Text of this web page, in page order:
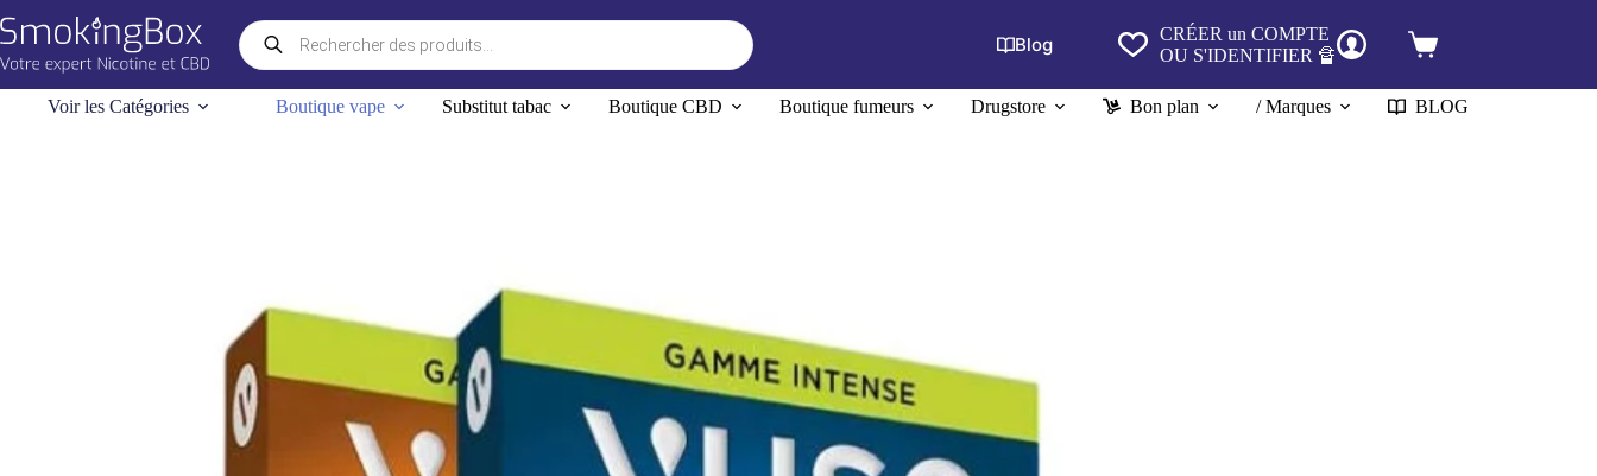
au
Recherche
de
produits
Blog
CRÉER un COMPTE
OU S'IDENTIFIER 🔏
Panier
Voir les Catégories
Boutique vape Substitut tabac Boutique CBD Boutique fumeurs Drugstore Bon plan / Marques BLOG